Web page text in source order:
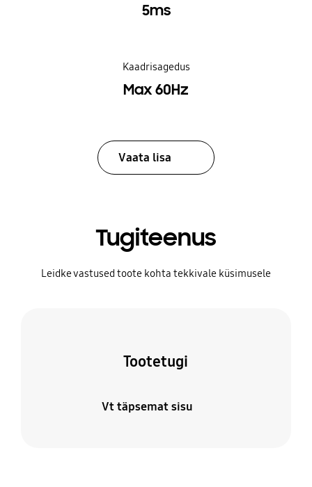
5ms
Kaadrisagedus
Max 60Hz
Vaata lisa
Tugiteenus
Leidke vastused toote kohta tekkivale küsimusele
Tootetugi
Vt täpsemat sisu